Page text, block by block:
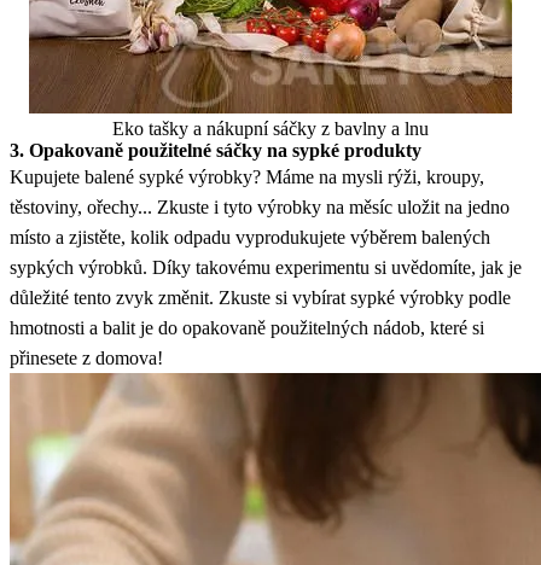
Eko tašky a nákupní sáčky z bavlny a lnu
3. Opakovaně použitelné sáčky na sypké produkty
Kupujete balené sypké výrobky? Máme na mysli rýži, kroupy,
těstoviny, ořechy... Zkuste i tyto výrobky na měsíc uložit na jedno
místo a zjistěte, kolik odpadu vyprodukujete výběrem balených
sypkých výrobků. Díky takovému experimentu si uvědomíte, jak je
důležité tento zvyk změnit. Zkuste si vybírat sypké výrobky podle
hmotnosti a balit je do opakovaně použitelných nádob, které si
přinesete z domova!